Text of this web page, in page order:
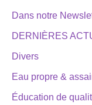
Dans notre
DERNIÈRES
Divers
Eau propre &
Éducation de